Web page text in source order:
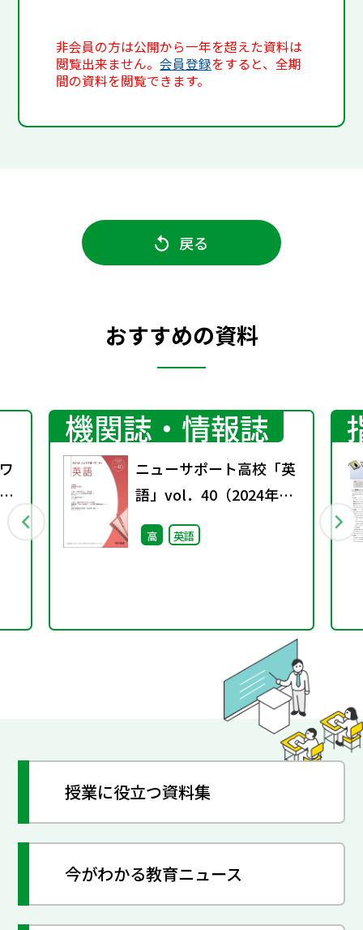
非会員の方は公開から一年を超えた資料は
閲覧出来ません。会員登録をすると、全期
間の資料を閲覧できます。
戻る
おすすめの資料
機関誌・情報誌
ニューサポート高校「英
語」vol．40（2024年秋
号）
高 英語
授業に役立つ資料集
今がわかる教育ニュース